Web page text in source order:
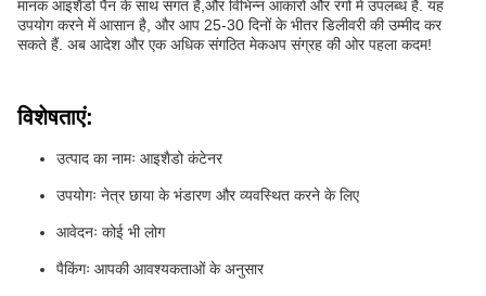
मानक आइशैडो पैन के साथ संगत है,और विभिन्न आकारों और रंगों में उपलब्ध है. यह
उपयोग करने में आसान है, और आप 25-30 दिनों के भीतर डिलीवरी की उम्मीद कर
सकते हैं. अब आदेश और एक अधिक संगठित मेकअप संग्रह की ओर पहला कदम!
विशेषताएं:
उत्पाद का नामः आइशैडो कंटेनर
उपयोगः नेत्र छाया के भंडारण और व्यवस्थित करने के लिए
आवेदनः कोई भी लोग
पैकिंगः आपकी आवश्यकताओं के अनुसार